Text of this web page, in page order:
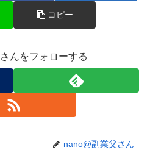
コピー
んをフォローする
nano@副業父さん